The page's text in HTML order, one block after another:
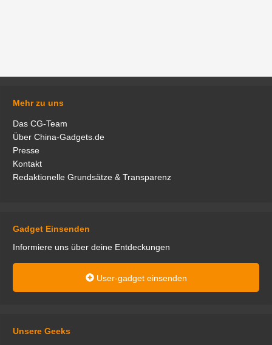
Mehr zu uns
Das CG-Team
Über China-Gadgets.de
Presse
Kontakt
Redaktionelle Grundsätze & Transparenz
Gadget Einsenden
Informiere uns über deine Entdeckungen
User-gadget einsenden
Unsere Geeks